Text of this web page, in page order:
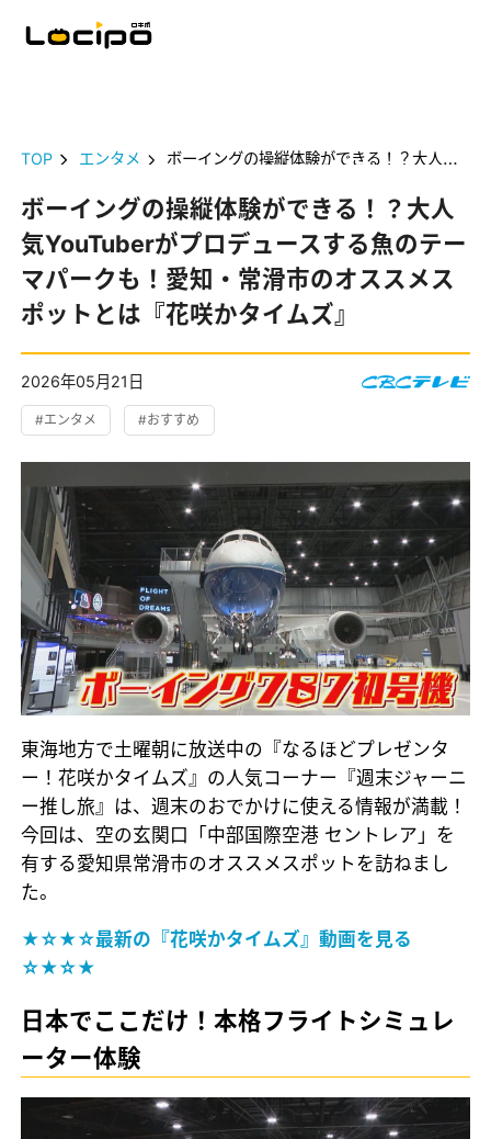
TOP エンタメ ボーイングの操縦体験ができる！？大人気YouTuberがプロデュースする魚のテーマパークも！愛知・常滑市のオススメスポットとは『花咲かタイムズ』
ボーイングの操縦体験ができる！？大人
気YouTuberがプロデュースする魚のテー
マパークも！愛知・常滑市のオススメス
ポットとは『花咲かタイムズ』
2026年05月21日
#エンタメ #おすすめ
東海地方で土曜朝に放送中の『なるほどプレゼンタ
ー！花咲かタイムズ』の人気コーナー『週末ジャーニ
ー推し旅』は、週末のおでかけに使える情報が満載！
今回は、空の玄関口「中部国際空港 セントレア」を
有する愛知県常滑市のオススメスポットを訪ねまし
た。
★☆★☆最新の『花咲かタイムズ』動画を見る
☆★☆★
日本でここだけ！本格フライトシミュレ
ーター体験